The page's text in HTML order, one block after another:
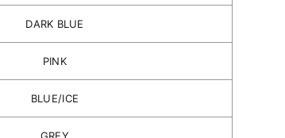
DARK BLUE
PINK
BLUE/ICE